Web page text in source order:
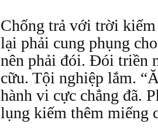
Chống trả với trời
lại phải cung phụng
nên phải đói. Đói triền
cữu. Tội nghiệp lắm.
hành vi cực chẳng đã.
lụng kiếm thêm miếng